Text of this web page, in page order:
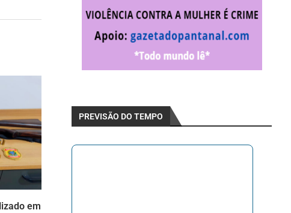
em
PREVISÃO DO TEMPO